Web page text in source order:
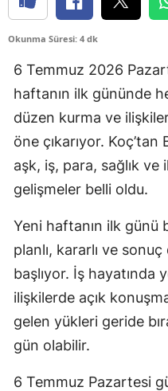
Okunma Süresi: 4 dk
6 Temmuz 2026
haftanın ilk gününde
düzen kurma ve
öne çıkarıyor. Koç’tan
aşk, iş, para, sağlık
gelişmeler belli oldu.
Yeni haftanın ilk günü
planlı, kararlı ve
başlıyor. İş hayatında
ilişkilerde açık
gelen yükleri geride
gün olabilir.
6 Temmuz Pazartesi